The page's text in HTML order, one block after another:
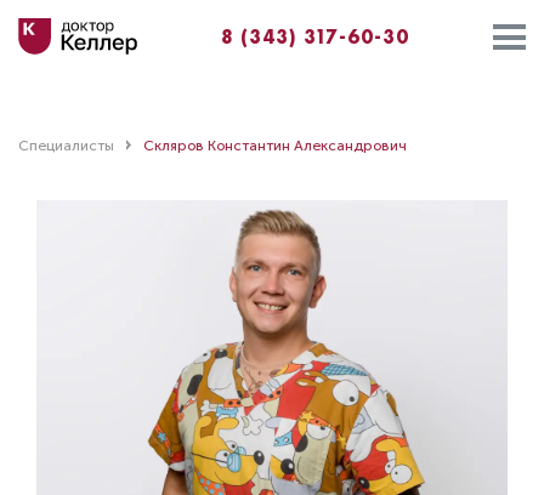
8 (343) 317-60-30
Специалисты Скляров Константин Александрович